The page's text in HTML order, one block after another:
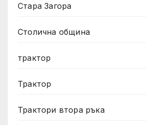
Стара Загора
Столична община
трактор
Трактор
Трактори втора ръка